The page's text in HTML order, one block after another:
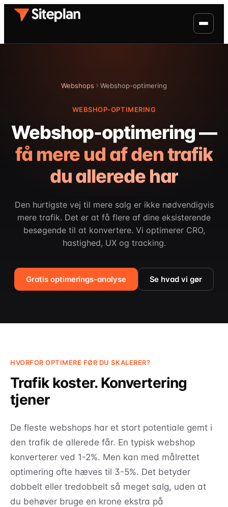
Webshops Webshop-optimering
WEBSHOP-OPTIMERING
Webshop-optimering —
få mere ud af den trafik
du allerede har
Den hurtigste vej til mere salg er ikke nødvendigvis
mere trafik. Det er at få flere af dine eksisterende
besøgende til at konvertere. Vi optimerer CRO,
hastighed, UX og tracking.
Gratis optimerings-analyse Se hvad vi gør
HVORFOR OPTIMERE FØR DU SKALERER?
Trafik koster. Konvertering
tjener
De fleste webshops har et stort potentiale gemt i
den trafik de allerede får. En typisk webshop
konverterer ved 1-2%. Men kan med målrettet
optimering ofte hæves til 3-5%. Det betyder
dobbelt eller tredobbelt så meget salg, uden at
du behøver bruge en krone ekstra på